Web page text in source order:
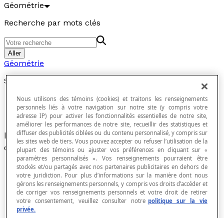
Géométrie
Recherche par mots clés
Aller
Géométrie
Surface
Ensemble de points qui forment un espace à
deux dimensions.
La mesure d'une surface s'appelle l'aire.
L'aire d'un carré est la mesure de la surface du
carré.
Nous utilisons des témoins (cookies) et traitons les renseignements
personnels liés à votre navigation sur notre site (y compris votre
adresse IP) pour activer les fonctionnalités essentielles de notre site,
améliorer les performances de notre site, recueillir des statistiques et
diffuser des publicités ciblées ou du contenu personnalisé, y compris sur
les sites web de tiers. Vous pouvez accepter ou refuser l’utilisation de la
plupart des témoins ou ajuster vos préférences en cliquant sur «
paramètres personnalisés ». Vos renseignements pourraient être
stockés et/ou partagés avec nos partenaires publicitaires en dehors de
votre juridiction. Pour plus d’informations sur la manière dont nous
gérons les renseignements personnels, y compris vos droits d’accéder et
de corriger vos renseignements personnels et votre droit de retirer
votre consentement, veuillez consulter notre politique sur la vie
privée.